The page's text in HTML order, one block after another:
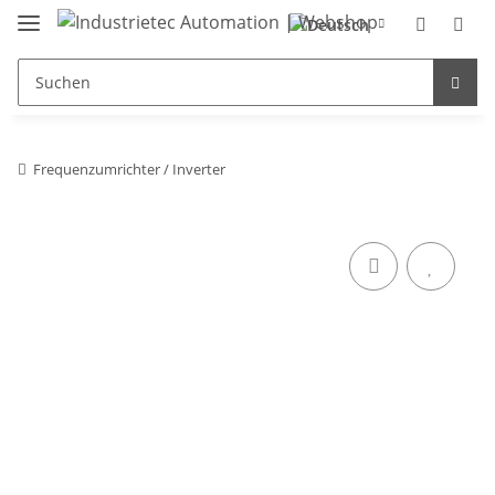
Frequenzumrichter / Inverter